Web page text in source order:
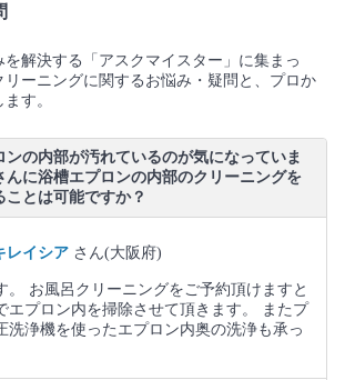
解決する「アスクマイスター」に集まっ
リーニングに関するお悩み・疑問と、プロか
す。
ンの内部が汚れているのが気になっていま
んに浴槽エプロンの内部のクリーニングを
ことは可能ですか？
レイシア さん(大阪府)
。 お風呂クリーニングをご予約頂けますと
エプロン内を掃除させて頂きます。 またプ
洗浄機を使ったエプロン内奥の洗浄も承っ